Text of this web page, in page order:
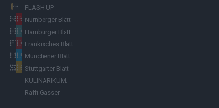
FLASH UP
Nürnberger Blatt
Hamburger Blatt
Fränkisches Blatt
Münchener Blatt
Stuttgarter Blatt
KULINARIKUM.
Raffi Gasser